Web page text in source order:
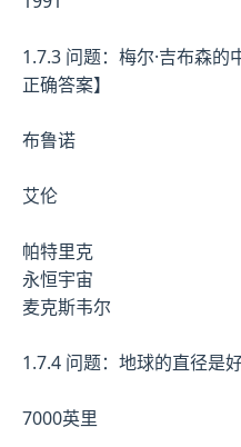
1.7.3 问题：梅尔·吉布森
正确答案】
布鲁诺
艾伦
帕特里克
永恒宇宙
麦克斯韦尔
1.7.4 问题：地球的直径是
7000英里